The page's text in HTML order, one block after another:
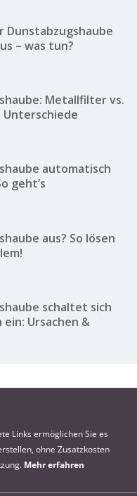
Dunstabzugshaube
– was tun?
Metallfilter vs.
automatisch
geht’s
aus? So lösen
schaltet sich
Ursachen &
Links ermöglichen Sie es
ohne Zusatzkosten
Mehr erfahren